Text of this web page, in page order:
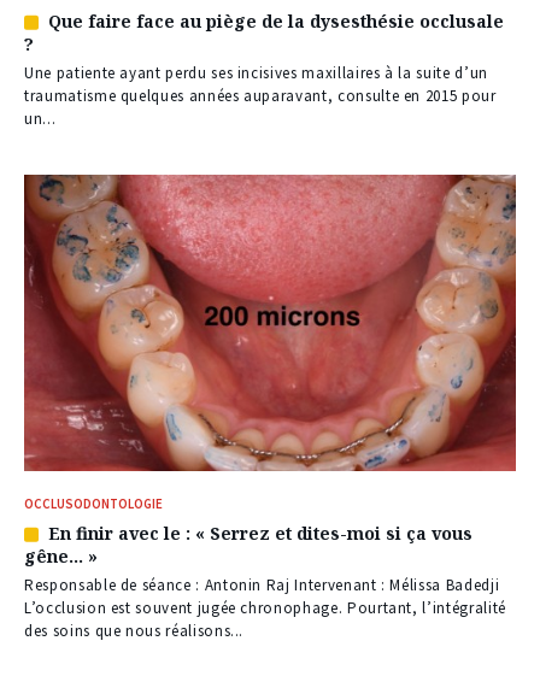
Article
réservé
à
nos
abonnés
Que faire face au piège de la dysesthésie occlusale
?
Une patiente ayant perdu ses incisives maxillaires à la suite d’un
traumatisme quelques années auparavant, consulte en 2015 pour
un...
OCCLUSODONTOLOGIE
Article
réservé
à
nos
abonnés
En finir avec le : « Serrez et dites-moi si ça vous
gêne… »
Responsable de séance : Antonin Raj Intervenant : Mélissa Badedji
L’occlusion est souvent jugée chronophage. Pourtant, l’intégralité
des soins que nous réalisons...